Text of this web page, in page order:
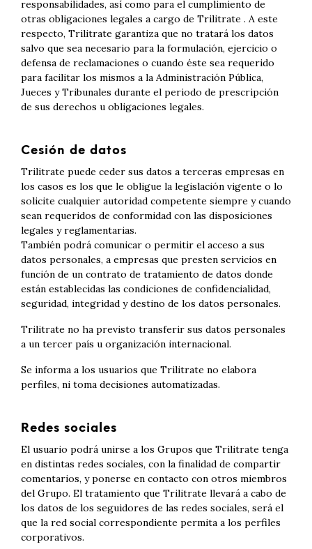
responsabilidades, así como para el cumplimiento de
otras obligaciones legales a cargo de Trilitrate . A este
respecto, Trilitrate garantiza que no tratará los datos
salvo que sea necesario para la formulación, ejercicio o
defensa de reclamaciones o cuando éste sea requerido
para facilitar los mismos a la Administración Pública,
Jueces y Tribunales durante el periodo de prescripción
de sus derechos u obligaciones legales.
Cesión de datos
Trilitrate puede ceder sus datos a terceras empresas en
los casos es los que le obligue la legislación vigente o lo
solicite cualquier autoridad competente siempre y cuando
sean requeridos de conformidad con las disposiciones
legales y reglamentarias.
También podrá comunicar o permitir el acceso a sus
datos personales, a empresas que presten servicios en
función de un contrato de tratamiento de datos donde
están establecidas las condiciones de confidencialidad,
seguridad, integridad y destino de los datos personales.
Trilitrate no ha previsto transferir sus datos personales
a un tercer país u organización internacional.
Se informa a los usuarios que Trilitrate no elabora
perfiles, ni toma decisiones automatizadas.
Redes sociales
El usuario podrá unirse a los Grupos que Trilitrate tenga
en distintas redes sociales, con la finalidad de compartir
comentarios, y ponerse en contacto con otros miembros
del Grupo. El tratamiento que Trilitrate llevará a cabo de
los datos de los seguidores de las redes sociales, será el
que la red social correspondiente permita a los perfiles
corporativos.